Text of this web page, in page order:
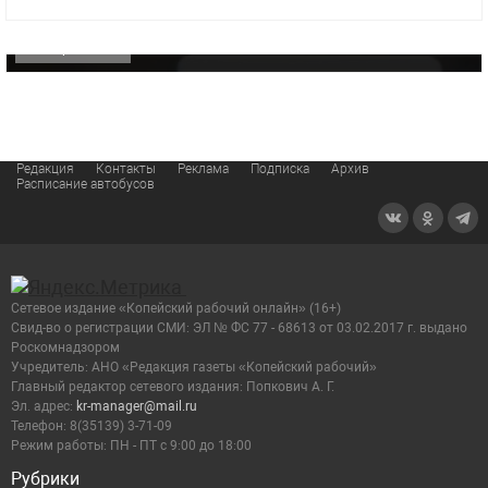
Редакция Контакты Реклама Подписка
Архив
Расписание автобусов
Рубрики
Сетевое издание «Копейский рабочий онлайн» (16+)
Cвид-во о регистрации СМИ: ЭЛ № ФС 77 - 68613 от 03.02.2017 г. выдано
Роскомнадзором
Учредитель: АНО «Редакция газеты «Копейский рабочий»
Главный редактор сетевого издания: Попкович А. Г.
Эл. адрес: kr-manager@mail.ru
Телефон: 8(35139) 3-71-09
Режим работы: ПН - ПТ с 9:00 до 18:00